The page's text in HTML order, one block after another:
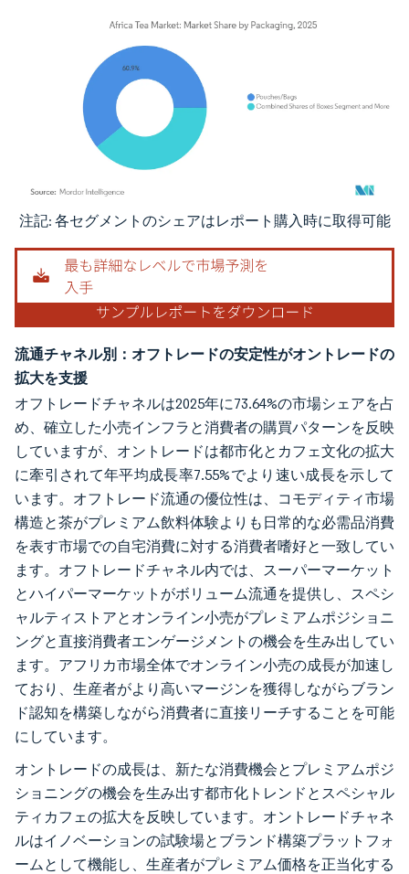
画像 © Mordor Intelligence。再利用にはCC BY 4.0の表示が必要です。
注記: 各セグメントのシェアはレポート購入時に取得可能
流通チャネル別：オフトレードの安定性がオントレードの
拡大を支援
オフトレードチャネルは2025年に73.64%の市場シェアを占
め、確立した小売インフラと消費者の購買パターンを反映
していますが、オントレードは都市化とカフェ文化の拡大
に牽引されて年平均成長率7.55%でより速い成長を示して
います。オフトレード流通の優位性は、コモディティ市場
構造と茶がプレミアム飲料体験よりも日常的な必需品消費
を表す市場での自宅消費に対する消費者嗜好と一致してい
ます。オフトレードチャネル内では、スーパーマーケット
とハイパーマーケットがボリューム流通を提供し、スペシ
ャルティストアとオンライン小売がプレミアムポジショニ
ングと直接消費者エンゲージメントの機会を生み出してい
ます。アフリカ市場全体でオンライン小売の成長が加速し
ており、生産者がより高いマージンを獲得しながらブラン
ド認知を構築しながら消費者に直接リーチすることを可能
にしています。
オントレードの成長は、新たな消費機会とプレミアムポジ
ショニングの機会を生み出す都市化トレンドとスペシャル
ティカフェの拡大を反映しています。オントレードチャネ
ルはイノベーションの試験場とブランド構築プラットフォ
ームとして機能し、生産者がプレミアム価格を正当化する